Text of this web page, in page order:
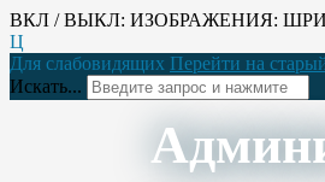
ВКЛ / ВЫКЛ: ИЗОБРАЖЕНИЯ:
Ц
Для слабовидящих Перейти на
Искать...